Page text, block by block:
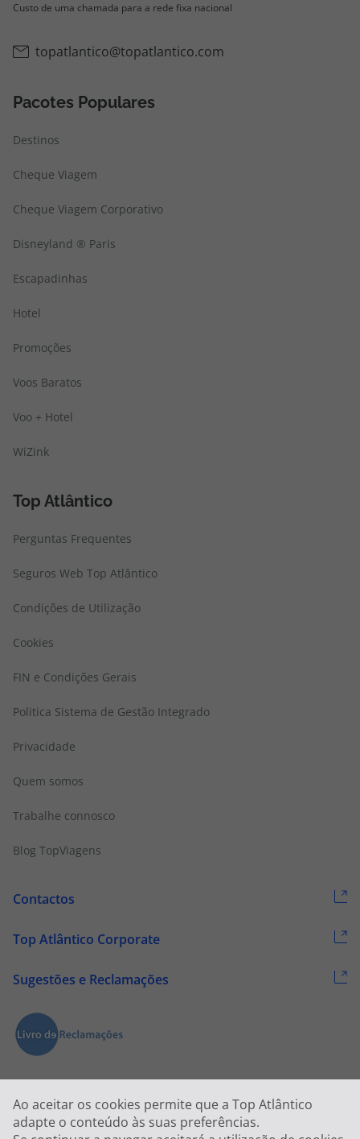
Ao aceitar os cookies permite que a Top Atlântico
adapte o conteúdo às suas preferências.
Custo de uma chamada para a rede fixa nacional
topatlantico@topatlantico.com
Pacotes Populares
Destinos
Cheque Viagem
Cheque Viagem Corporativo
Disneyland ® Paris
Escapadinhas
Hotel
Promoções
Voos Baratos
Voo + Hotel
WiZink
Top Atlântico
Perguntas Frequentes
Seguros Web Top Atlântico
Condições de Utilização
Cookies
FIN e Condições Gerais
Politica Sistema de Gestão Integrado
Privacidade
Quem somos
Trabalhe connosco
Blog TopViagens
Contactos
Top Atlântico Corporate
Sugestões e Reclamações